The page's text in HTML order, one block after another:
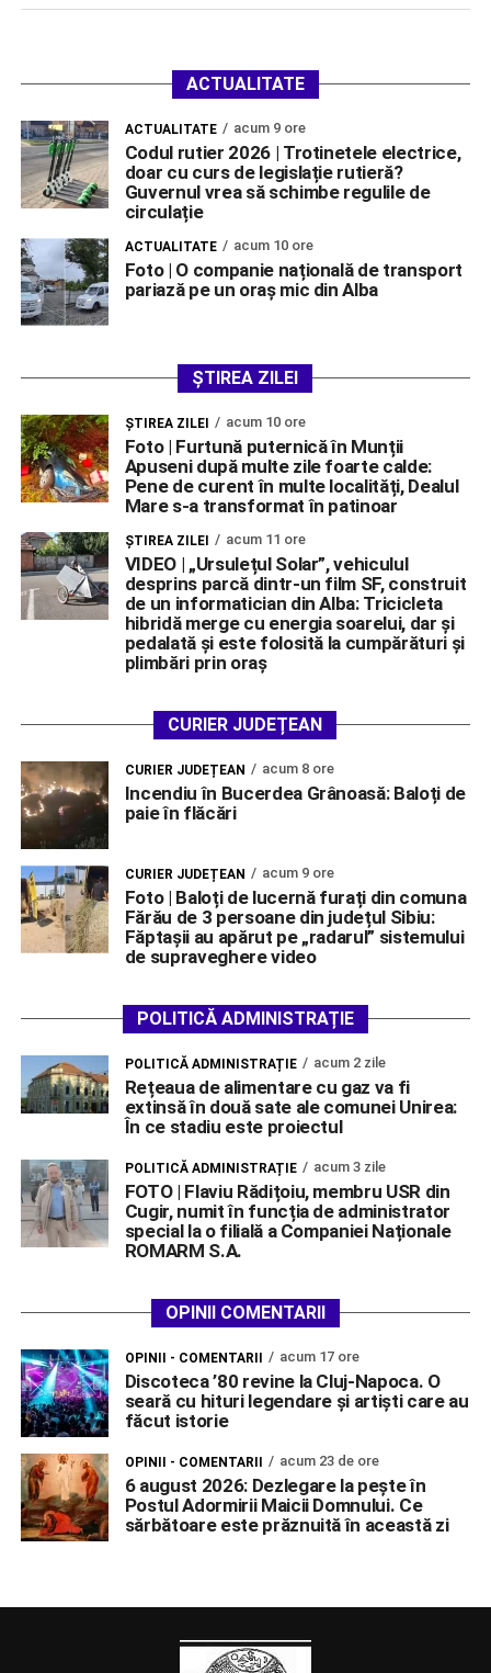
ACTUALITATE
ACTUALITATE acum 9 ore
Codul rutier 2026 | Trotinetele electrice,
doar cu curs de legislație rutieră?
Guvernul vrea să schimbe regulile de
circulație
ACTUALITATE acum 10 ore
Foto | O companie națională de transport
pariază pe un oraș mic din Alba
ȘTIREA ZILEI
ŞTIREA ZILEI acum 10 ore
Foto | Furtună puternică în Munții
Apuseni după multe zile foarte calde:
Pene de curent în multe localități, Dealul
Mare s-a transformat în patinoar
ŞTIREA ZILEI acum 11 ore
VIDEO | „Ursulețul Solar”, vehiculul
desprins parcă dintr-un film SF, construit
de un informatician din Alba: Tricicleta
hibridă merge cu energia soarelui, dar și
pedalată și este folosită la cumpărături și
plimbări prin oraș
CURIER JUDEȚEAN
CURIER JUDEȚEAN acum 8 ore
Incendiu în Bucerdea Grânoasă: Baloți de
paie în flăcări
CURIER JUDEȚEAN acum 9 ore
Foto | Baloți de lucernă furați din comuna
Fărău de 3 persoane din județul Sibiu:
Făptașii au apărut pe „radarul” sistemului
de supraveghere video
POLITICĂ ADMINISTRAȚIE
POLITICĂ ADMINISTRAȚIE acum 2 zile
Rețeaua de alimentare cu gaz va fi
extinsă în două sate ale comunei Unirea:
În ce stadiu este proiectul
POLITICĂ ADMINISTRAȚIE acum 3 zile
FOTO | Flaviu Rădițoiu, membru USR din
Cugir, numit în funcția de administrator
special la o filială a Companiei Naționale
ROMARM S.A.
OPINII COMENTARII
OPINII - COMENTARII acum 17 ore
Discoteca ’80 revine la Cluj-Napoca. O
seară cu hituri legendare și artiști care au
făcut istorie
OPINII - COMENTARII acum 23 de ore
6 august 2026: Dezlegare la pește în
Postul Adormirii Maicii Domnului. Ce
sărbătoare este prăznuită în această zi